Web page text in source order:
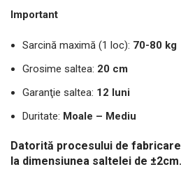
Important
Sarcină maximă (1 loc): 70-80 kg
Grosime saltea: 20 cm
Garanţie saltea: 12 luni
Duritate: Moale – Mediu
Datorită procesului de
la dimensiunea saltelei de ±2cm.